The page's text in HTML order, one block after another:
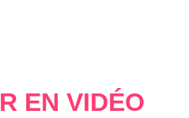
EN VIDÉO